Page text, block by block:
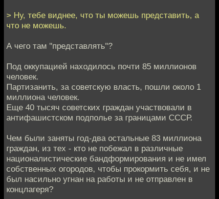
> Ну, тебе виднее, что ты можешь представить, а
что не можешь.
А чего там "представлять"?
Под оккупацией находилось почти 85 миллионов
человек.
Партизанить, за советскую власть, пошли около 1
миллиона человек.
Еще 40 тысяч советских граждан участвовали в
антифашистском подполье за границами СССР.
Чем были заняты год-два остальные 83 миллиона
граждан, из тех - кто не побежал в различные
националистические бандформирования и не имел
собственных огородов, чтобы прокормить себя, и не
был насильно угнан на работы и не отправлен в
концлагеря?